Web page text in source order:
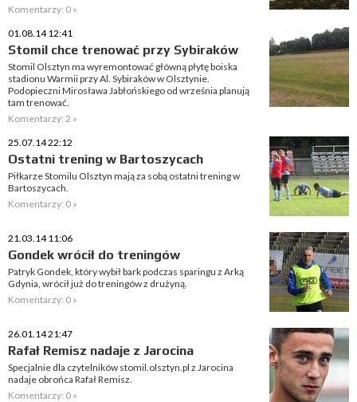
Komentarzy: 0 »
01.08.14 12:41
Stomil chce trenować przy Sybiraków
Stomil Olsztyn ma wyremontować główną płytę boiska
stadionu Warmii przy Al. Sybiraków w Olsztynie.
Podopieczni Mirosława Jabłońskiego od września planują
tam trenować.
Komentarzy: 2 »
25.07.14 22:12
Ostatni trening w Bartoszycach
Piłkarze Stomilu Olsztyn mają za sobą ostatni trening w
Bartoszycach.
Komentarzy: 0 »
21.03.14 11:06
Gondek wrócił do treningów
Patryk Gondek, który wybił bark podczas sparingu z Arką
Gdynia, wrócił już do treningów z drużyną.
Komentarzy: 0 »
26.01.14 21:47
Rafał Remisz nadaje z Jarocina
Specjalnie dla czytelników stomil.olsztyn.pl z Jarocina
nadaje obrońca Rafał Remisz.
Komentarzy: 0 »